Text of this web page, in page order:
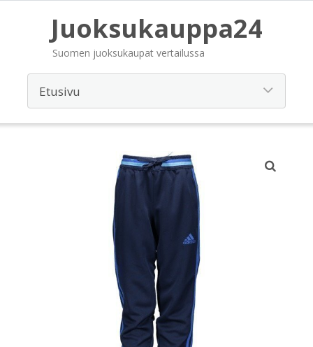
Juoksukauppa24
Suomen juoksukaupat vertailussa